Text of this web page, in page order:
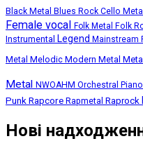
Black Metal Blues Rock Cello Metal
Female vocal Folk Metal Folk
Instrumental Legend Mainstream
Metal Melodic Modern Metal Metal
Metal
NWOAHM Orchestral Piano
PunkRapcore Rapmetal Raprock
Нові